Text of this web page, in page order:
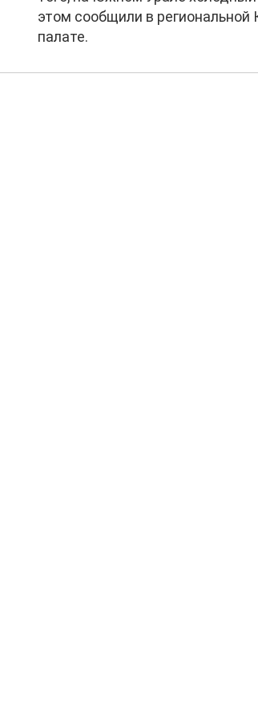
этом сообщили в региональной
палате.